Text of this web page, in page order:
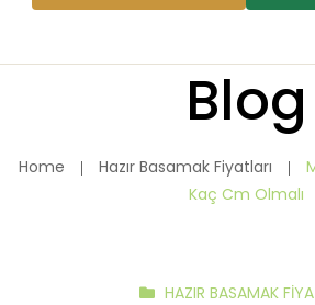
Blog
Home Hazır Basamak Fiyatları
Kaç Cm Olmalı
HAZIR BASAMAK